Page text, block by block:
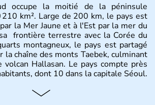
occupe la moitié de la péninsule
km². Large de 200 km, le pays est
la Mer Jaune et à l'Est par la mer du
frontière terrestre avec la Corée du
montagneux, le pays est partagé
la chaîne des monts Taebek, culminant
Hallasan. Le pays compte près
dont 10 dans la capitale Séoul.